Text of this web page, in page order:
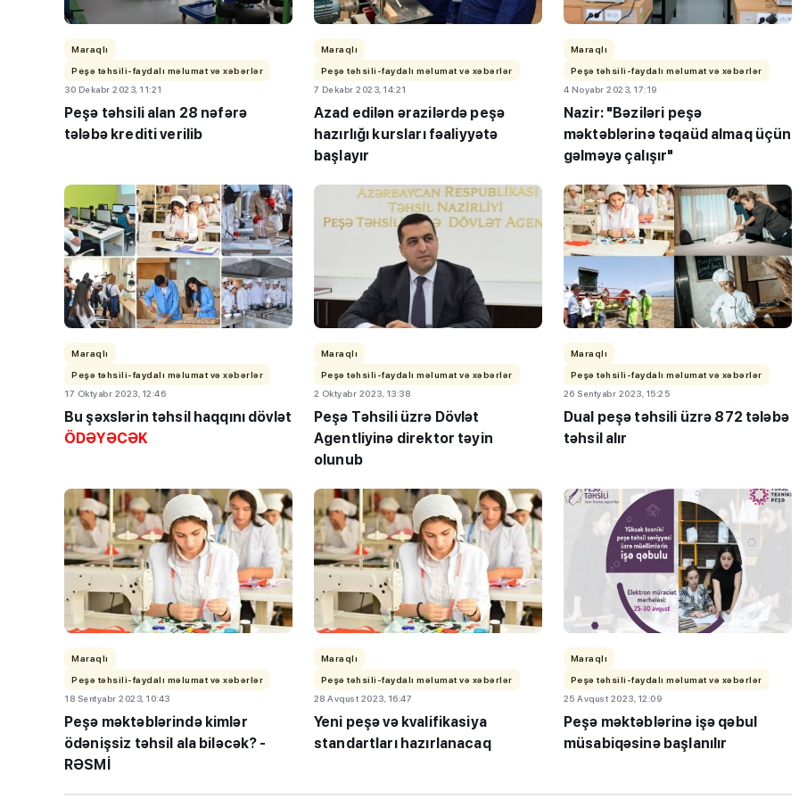
Maraqlı
Peşə təhsili-faydalı məlumat və xəbərlər
30 Dekabr 2023, 11:21
Peşə təhsili alan 28 nəfərə
tələbə krediti verilib
Maraqlı
Peşə təhsili-faydalı məlumat və xəbərlər
7 Dekabr 2023, 14:21
Azad edilən ərazilərdə peşə
hazırlığı kursları fəaliyyətə
başlayır
Maraqlı
Peşə təhsili-faydalı məlumat və xəbərlər
4 Noyabr 2023, 17:19
Nazir: "Bəziləri peşə
məktəblərinə təqaüd almaq üçün
gəlməyə çalışır"
Maraqlı
Peşə təhsili-faydalı məlumat və xəbərlər
17 Oktyabr 2023, 12:46
Bu şəxslərin təhsil haqqını dövlət
ÖDƏYƏCƏK
Maraqlı
Peşə təhsili-faydalı məlumat və xəbərlər
2 Oktyabr 2023, 13:38
Peşə Təhsili üzrə Dövlət
Agentliyinə direktor təyin
olunub
Maraqlı
Peşə təhsili-faydalı məlumat və xəbərlər
26 Sentyabr 2023, 15:25
Dual peşə təhsili üzrə 872 tələbə
təhsil alır
Maraqlı
Peşə təhsili-faydalı məlumat və xəbərlər
18 Sentyabr 2023, 10:43
Peşə məktəblərində kimlər
ödənişsiz təhsil ala biləcək? -
RƏSMİ
Maraqlı
Peşə təhsili-faydalı məlumat və xəbərlər
28 Avqust 2023, 16:47
Yeni peşə və kvalifikasiya
standartları hazırlanacaq
Maraqlı
Peşə təhsili-faydalı məlumat və xəbərlər
25 Avqust 2023, 12:09
Peşə məktəblərinə işə qəbul
müsabiqəsinə başlanılır
“Həftənin təhsil icmalı”- MİQ,
lisey seçimi, bağçalar və qəbul
imtahanları...
"Həftənin təhsil icmalı": Qəbul
marafonu başa çatdı,
müəllimlərin nəticələri dəyişdi...
BMU-İNHA ikili diplom
proqramına qəbul imtahanları
keçirilib
MİQ balına görə Bakı üzrə
birinci, respublika üzrə
OLDU